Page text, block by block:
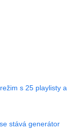
s 25 playlisty a
stává generátor